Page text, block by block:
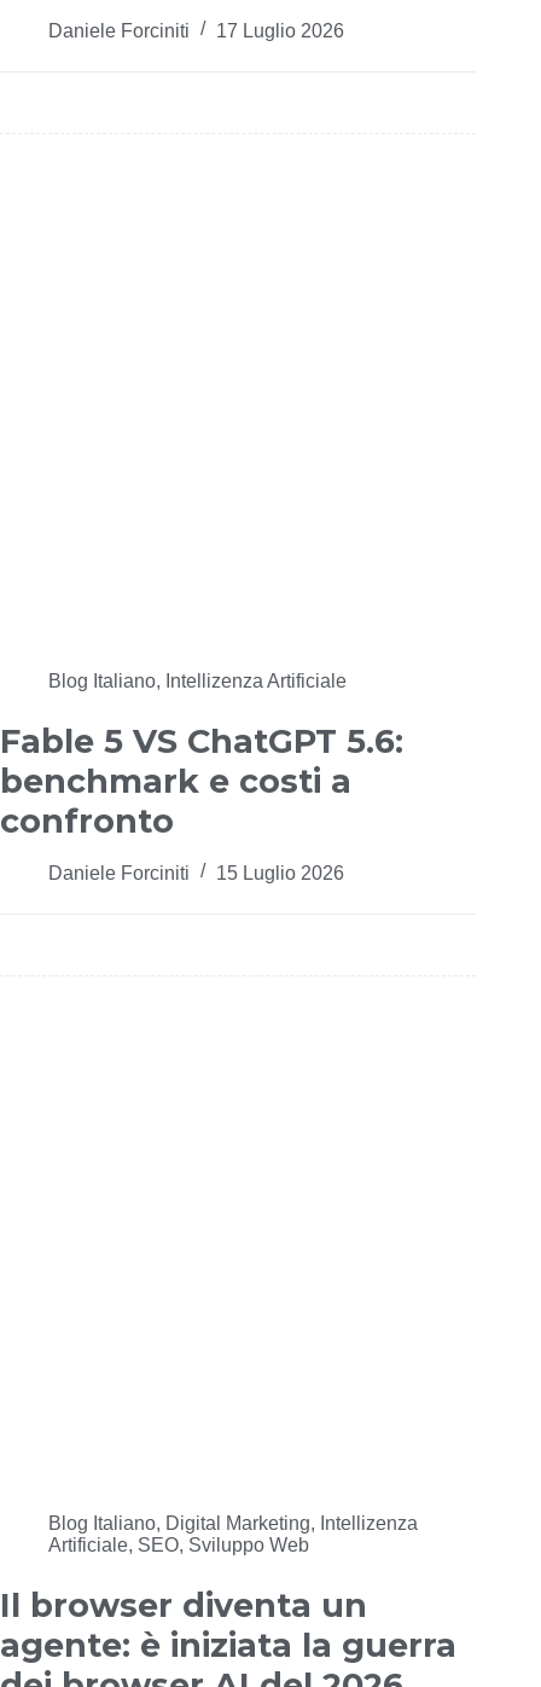
Daniele Forciniti 17 Luglio 2026
Blog Italiano, Intellizenza Artificiale
Fable 5 VS ChatGPT 5.6:
benchmark e costi a
confronto
Daniele Forciniti 15 Luglio 2026
Blog Italiano, Digital Marketing, Intellizenza
Artificiale, SEO, Sviluppo Web
Il browser diventa un
agente: è iniziata la guerra